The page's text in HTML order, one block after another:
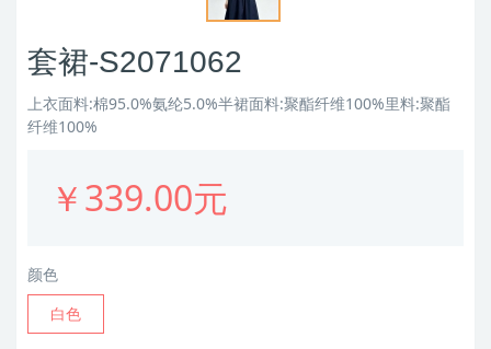
套裙-S2071062
上衣面料:棉95.0%氨纶5.0%半裙面料:聚酯纤维100%里料:聚酯
纤维100%
￥339.00元
颜色
白色